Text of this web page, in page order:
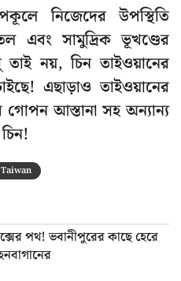
নিজেদের উপস্থিতি
এবং সামুদ্রিক ভূখণ্ডের
তাই নয়, চিন তাইওয়ানের
এছাড়াও তাইওয়ানের
গোপন আস্তানা সহ অন্যান্য
Taiwan
পথ! ভবানীপুরের কাছে হেরে